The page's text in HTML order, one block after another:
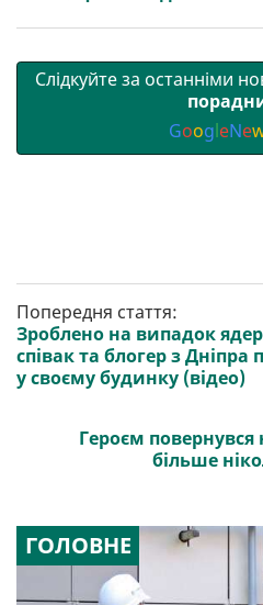
Слідкуйте за останніми
GoogleNe
Попередня стаття:
Зроблено на випадок
співак та блогер з
у своєму будинку (відео)
Героєм
більше
ГОЛОВНЕ